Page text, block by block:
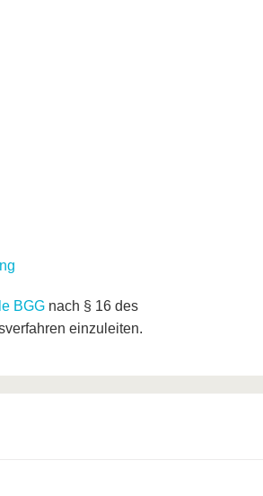
BGG nach § 16 des
einzuleiten.